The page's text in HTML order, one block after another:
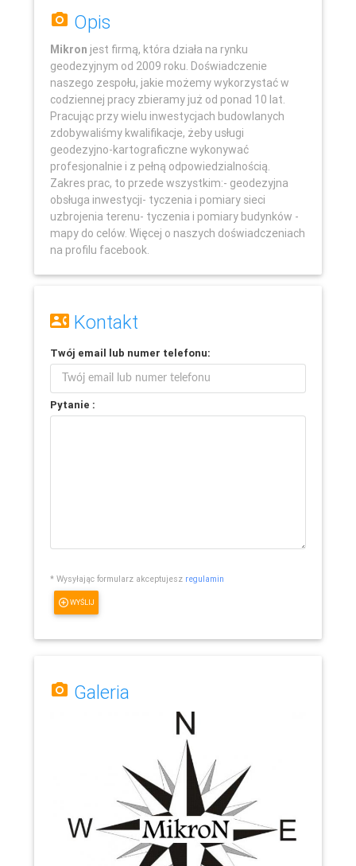
Opis
Mikron jest firmą, która działa na rynku
geodezyjnym od 2009 roku. Doświadczenie
naszego zespołu, jakie możemy wykorzystać w
codziennej pracy zbieramy już od ponad 10 lat.
Pracując przy wielu inwestycjach budowlanych
zdobywaliśmy kwalifikacje, żeby usługi
geodezyjno-kartograficzne wykonywać
profesjonalnie i z pełną odpowiedzialnością.
Zakres prac, to przede wszystkim:- geodezyjna
obsługa inwestycji- tyczenia i pomiary sieci
uzbrojenia terenu- tyczenia i pomiary budynków -
mapy do celów. Więcej o naszych doświadczeniach
na profilu facebook.
Kontakt
Twój email lub numer telefonu:
Pytanie :
* Wysyłając formularz akceptujesz regulamin
WYŚLIJ
Galeria